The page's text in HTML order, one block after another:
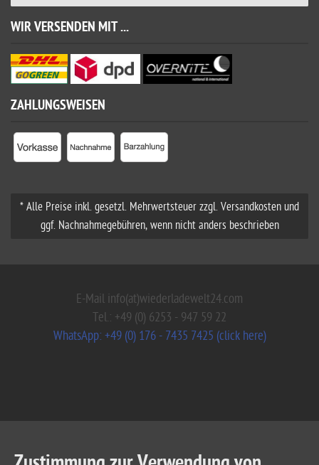
WIR VERSENDEN MIT ...
ZAHLUNGSWEISEN
* Alle Preise inkl. gesetzl. Mehrwertsteuer zzgl. Versandkosten und
ggf. Nachnahmegebühren, wenn nicht anders beschrieben
E-Mail info(at)wiederladewelt24.com
Tel.: +49 (0) 6253 - 947 59 22
WhatsApp: +49 (0) 176 - 7435 7425 (click here)